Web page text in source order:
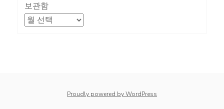
보관함
Proudly powered by WordPress